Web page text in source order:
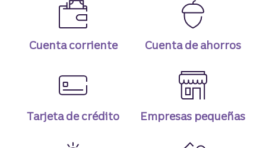
Cuenta corriente Cuenta de ahorros
Tarjeta de crédito Empresas pequeñas